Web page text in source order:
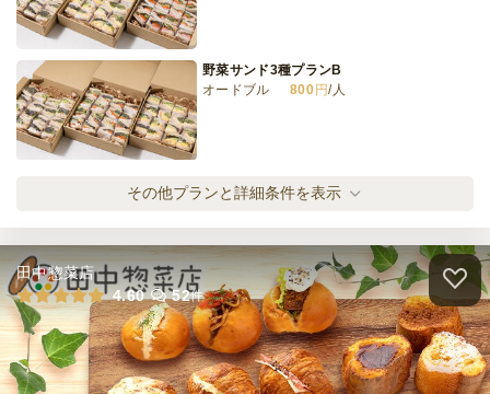
オードブル
締切 4日前15時
※定休日を除く営業日換算
定休日 火
最低ご注文金額 42,000円
野菜サンド3種プランB
オードブル
800 円/人
フルーツサンド3種プラン
オードブル
1,000円/人
野菜サンド5種プラン
オードブル
1,300 円/人
その他プランと詳細条件を表示
田中惣菜店
4.60
52件